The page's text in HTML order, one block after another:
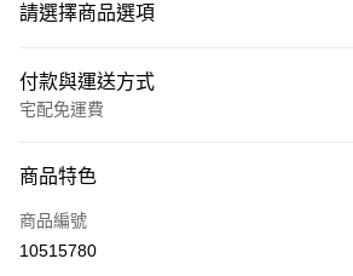
請選擇商品選項
付款與運送方式
宅配免運費
信用卡一次付款
LINE Pay
商品特色
商品編號
10515780